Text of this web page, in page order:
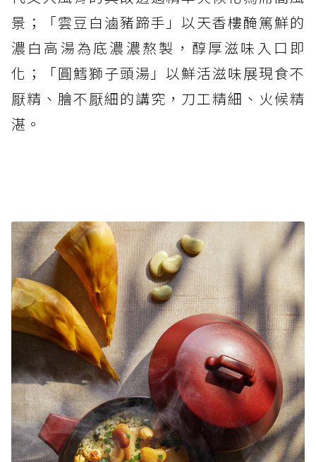
景；「雲豆白滷豬蹄手」以天香樓醃篤鮮的
濃白高湯為底濃濃熬製，醇厚滋味入口即
化；「圓鱈獅子頭湯」以鮮活滋味展現食不
厭精、膾不厭細的講究，刀工精細、火候精
湛。